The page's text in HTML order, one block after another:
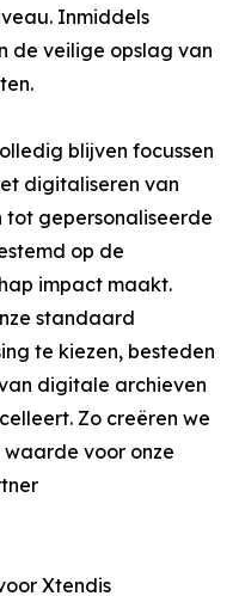
Inmiddels
de veilige opslag van
blijven focussen
digitaliseren van
tot gepersonaliseerde
op de
impact maakt.
standaard
te kiezen, besteden
digitale archieven
Zo creëren we
voor onze
Xtendis